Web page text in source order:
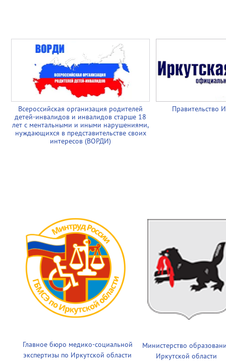
Всероссийская организация родителей
детей-инвалидов и инвалидов старше 18
лет с ментальными и иными нарушениями,
нуждающихся в представительстве своих
интересов (ВОРДИ)
Правительство
Главное бюро медико-социальной
экспертизы по Иркутской области
Министерство
Иркутской области